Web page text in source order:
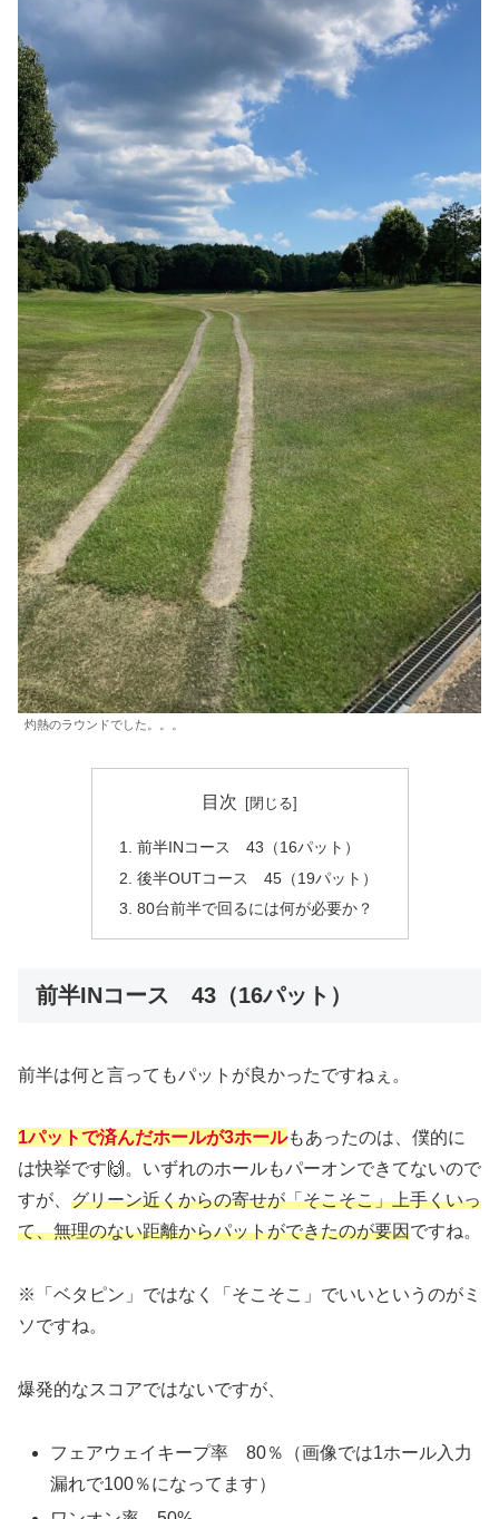
灼熱のラウンドでした。。。
目次
前半INコース 43（16パット）
後半OUTコース 45（19パット）
80台前半で回るには何が必要か？
前半INコース 43（16パット）
前半は何と言ってもパットが良かったですねぇ。
1パットで済んだホールが3ホールもあったのは、僕的に
は快挙です🙌。いずれのホールもパーオンできてないので
すが、 グリーン近くからの寄せが「そこそこ」上手くいっ
て、無理のない距離からパットができたのが要因ですね。
※「ベタピン」ではなく「そこそこ」でいいというのがミ
ソですね。
爆発的なスコアではないですが、
フェアウェイキープ率 80％（画像では1ホール入力
漏れで100％になってます）